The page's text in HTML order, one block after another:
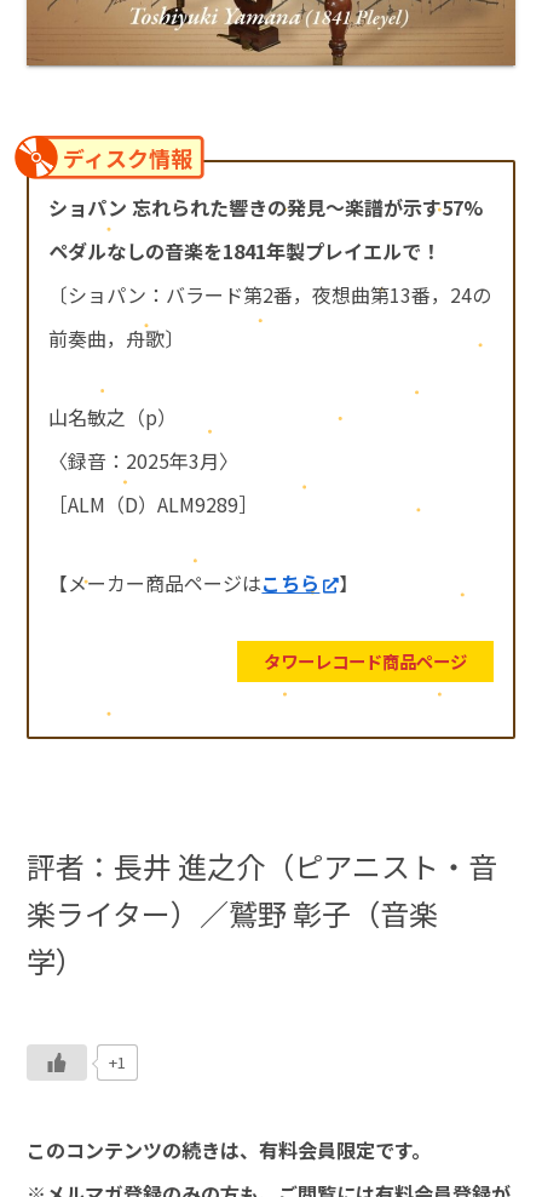
ディスク情報
ショパン 忘れられた響きの発見～楽譜が示す57%
ペダルなしの音楽を1841年製プレイエルで！
〔ショパン：バラード第2番，夜想曲第13番，24の
前奏曲，舟歌〕
山名敏之（p）
〈録音：2025年3月〉
［ALM（D）ALM9289］
【メーカー商品ページはこちら 】
タワーレコード商品ページ
評者： 長井 進之介（ピアニスト・音
楽ライター）／鷲野 彰子（音楽
学）
+1
このコンテンツの続きは、有料会員限定です。